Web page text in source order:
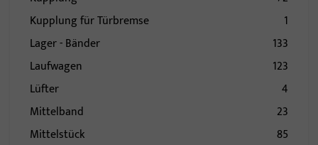
Kupplung für Türbremse
1
Lager - Bänder
133
Laufwagen
123
Lüfter
4
Mittelband
23
Mittelstück
85